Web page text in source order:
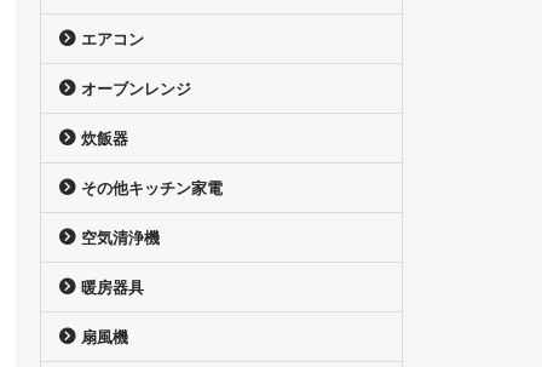
エアコン
オーブンレンジ
炊飯器
その他キッチン家電
空気清浄機
暖房器具
扇風機